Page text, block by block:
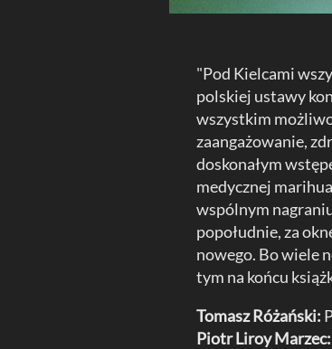
"Pod Kielcami
polskiej ustawy
wszystkim
zaangażowanie,
doskonałym
medycznej
wspólnym
popołudnie, za
nowego. Bo wiele
tym na końcu
Tomasz Różański:
Piotr Liroy